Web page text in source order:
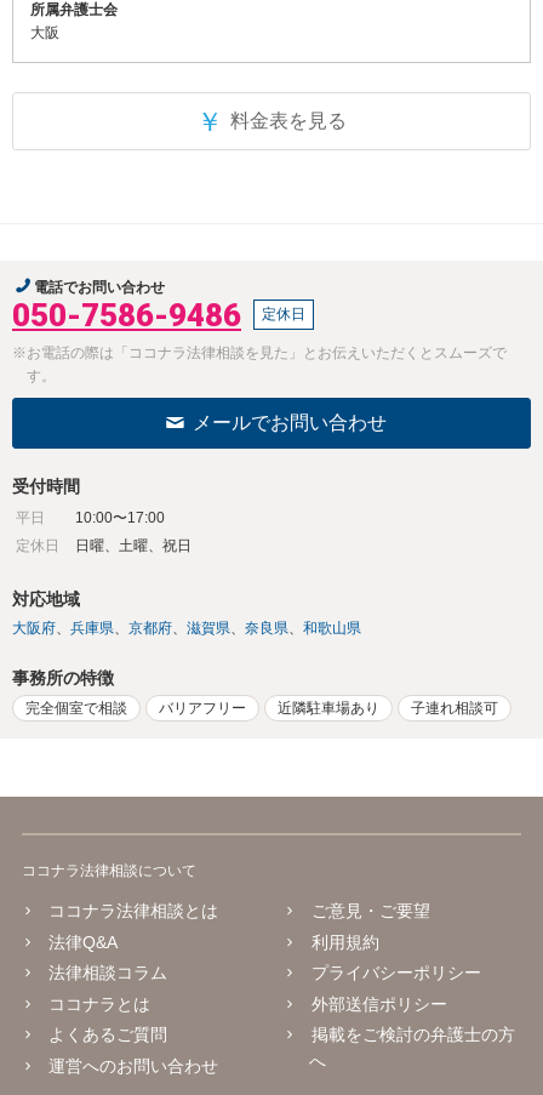
所属弁護士会
大阪
￥ 料金表を見る
電話でお問い合わせ
050-7586-9486 定休日
※お電話の際は「ココナラ法律相談を見た」とお伝えいただくとスムーズで
す。
メールでお問い合わせ
受付時間
平日
10:00〜17:00
定休日
日曜、土曜、祝日
対応地域
大阪府 兵庫県 京都府 滋賀県 奈良県 和歌山県
事務所の特徴
完全個室で相談 バリアフリー 近隣駐車場あり 子連れ相談可
ココナラ法律相談について
ココナラ法律相談とは
法律Q&A
法律相談コラム
ココナラとは
よくあるご質問
運営へのお問い合わせ
ご意見・ご要望
利用規約
プライバシーポリシー
外部送信ポリシー
掲載をご検討の弁護士の方
へ